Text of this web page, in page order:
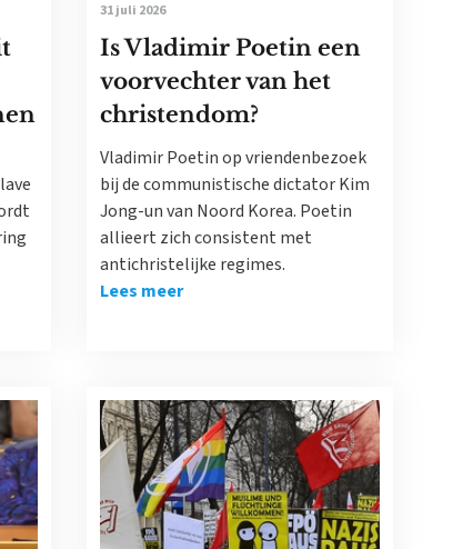
31 juli 2026
Is Vladimir Poetin een
voorvechter van het
christendom?
Vladimir Poetin op vriendenbezoek
bij de communistische dictator Kim
Jong-un van Noord Korea. Poetin
allieert zich consistent met
antichristelijke regimes.
Lees meer